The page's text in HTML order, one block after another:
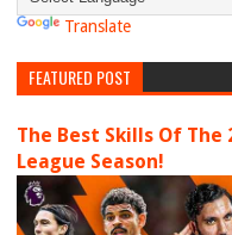
Translate
FEATURED POST
The Best Skills Of The
League Season!